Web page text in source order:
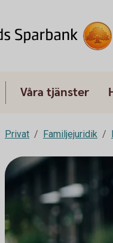
Våra tjänster
Privat Familjejuridik